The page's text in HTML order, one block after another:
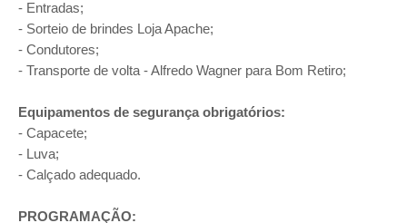
- Entradas;
- Sorteio de brindes Loja Apache;
- Condutores;
- Transporte de volta - Alfredo Wagner para Bom Retiro;
Equipamentos de segurança obrigatórios:
- Capacete;
- Luva;
- Calçado adequado.
PROGRAMAÇÃO: